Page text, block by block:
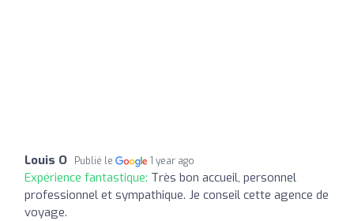
Louis O Publié le 1 year ago
Expérience fantastique: Très bon accueil, personnel
professionnel et sympathique. Je conseil cette agence de
voyage.